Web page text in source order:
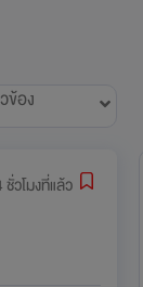
ข้อง
ชั่วโมงที่แล้ว